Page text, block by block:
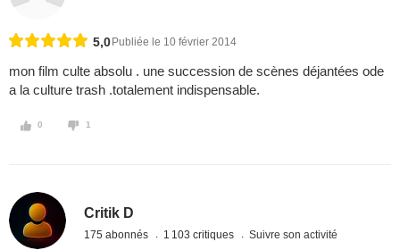
5,0 Publiée le 10 février 2014
mon film culte absolu . une succession de scènes déjantées ode
a la culture trash .totalement indispensable.
0 1
Critik D
175 abonnés 1 103 critiques Suivre son activité